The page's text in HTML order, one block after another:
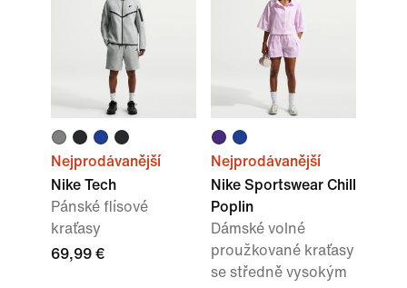
Nejprodávanější
Nike Tech
Pánské flísové
kraťasy
69,99 €
Nejprodávanější
Nike Sportswear Chill
Poplin
Dámské volné
proužkované kraťasy
se středně vysokým